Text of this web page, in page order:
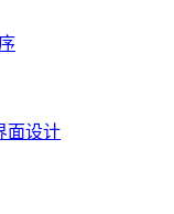
面设计